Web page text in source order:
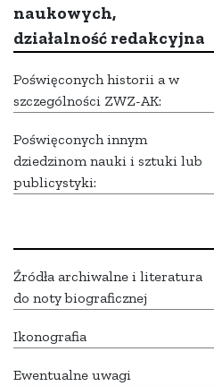
naukowych,
działalność redakcyjna
Poświęconych historii a w
szczególności ZWZ-AK:
Poświęconych innym
dziedzinom nauki i sztuki lub
publicystyki:
Źródła archiwalne i literatura
do noty biograficznej
Ikonografia
Ewentualne uwagi